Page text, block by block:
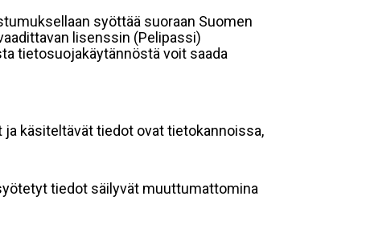
syöttää suoraan Suomen
lisenssin (Pelipassi)
tietosuojakäytännöstä voit saada
käsiteltävät tiedot ovat tietokannoissa,
tiedot säilyvät muuttumattomina